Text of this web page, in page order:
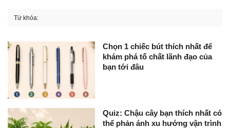
Từ khóa:
Chọn 1 chiếc bút thích nhất để
khám phá tố chất lãnh đạo của
bạn tới đâu
Quiz: Chậu cây bạn thích nhất có
thể phản ánh xu hướng vận trình